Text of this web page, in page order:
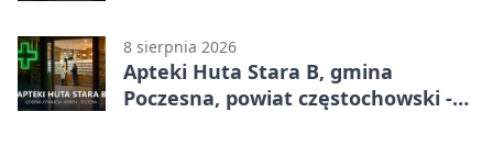
8 sierpnia 2026
Apteki Huta Stara B, gmina
Poczesna, powiat częstochowski -